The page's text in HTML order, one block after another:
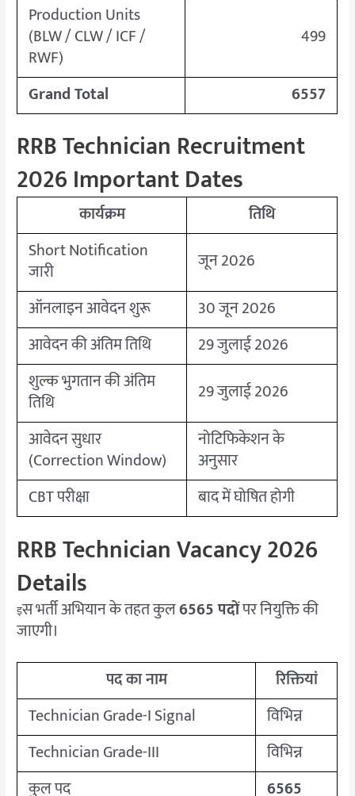
Production Units
(BLW / CLW / ICF /
RWF)
499
Grand Total 6557
RRB Technician Recruitment
2026 Important Dates
कार्यक्रम
तिथि
Short Notification
जारी
जून 2026
ऑनलाइन आवेदन शुरू
30 जून 2026
आवेदन की अंतिम तिथि
29 जुलाई 2026
शुल्क भुगतान की अंतिम
तिथि
29 जुलाई 2026
आवेदन सुधार
(Correction Window)
नोटिफिकेशन के
अनुसार
CBT परीक्षा
बाद में घोषित होगी
RRB Technician Vacancy 2026
Details
इस भर्ती अभियान के तहत कुल6565 पदोंपर नियुक्ति की
जाएगी।
पद का नाम
रिक्तियां
Technician Grade-I Signal
विभिन्न
Technician Grade-III
विभिन्न
कुल पद
6565